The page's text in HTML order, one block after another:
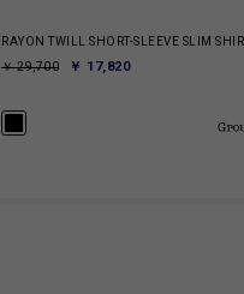
RAYON TWILL SHORT-SLEEVE SLIM
￥ 29,700
￥ 17,820